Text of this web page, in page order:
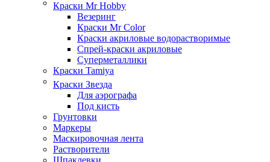
Краски Mr Hobby
Везеринг
Краски Mr Color
Краски акриловые водорастворимые
Спрей-краски акриловые
Суперметаллики
Краски Tamiya
Краски Звезда
Для аэрографа
Под кисть
Грунтовки
Маркеры
Маскировочная лента
Растворители
Шпаклевки